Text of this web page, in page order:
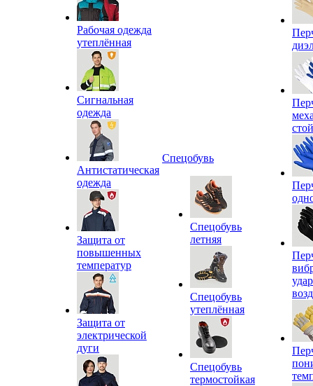
Рабочая одежда
утеплённая
Сигнальная
одежда
Антистатическая
одежда
Защита от
повышенных
температур
Защита от
электрической
дуги
Спецобувь
Спецобувь
летняя
Спецобувь
утеплённая
Спецобувь
термостойкая